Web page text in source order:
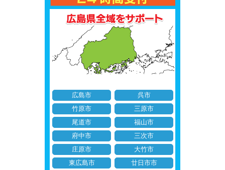
広島市
呉市
竹原市
三原市
尾道市
福山市
府中市
三次市
庄原市
大竹市
東広島市
廿日市市